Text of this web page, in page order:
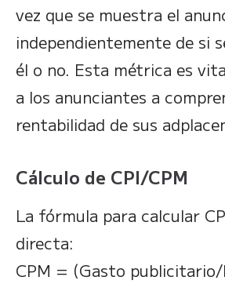
vez que se muestra el
independientemente de si
él o no. Esta métrica es
a los anunciantes a
rentabilidad de sus
Cálculo de CPI/CPM
La fórmula para calcular
directa:
CPM = (Gasto publicitario/